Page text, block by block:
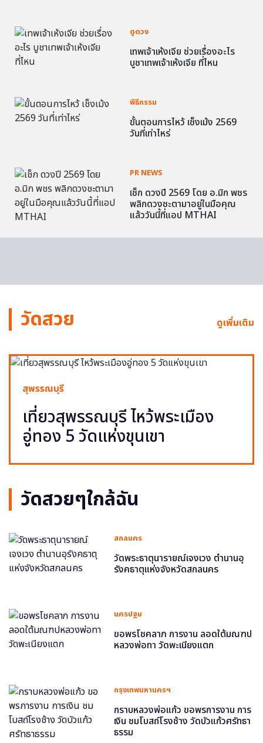
ดูดวง
เทพเจ้าเห้งเจีย ช่วยเรื่องอะไร
บูชาเทพเจ้าเห้งเจีย ที่ไหน
พิธีกรรม
ขั้นตอนการไหว้ เช็งเม้ง 2569
วันที่เท่าไหร่
PR NEWS
เช็ก ดวงปี 2569 โดย อ.มิก พชร
พลิกดวงชะตามาอยู่ในมือคุณ
แล้ววันนี้ที่แอป MTHAI
วัดสวย ดูเพิ่มเติม
สุพรรณบุรี
เที่ยวสุพรรณบุรี ไหว้พระเมือง
อู่ทอง 5 วัดแห่งขุนเขา
วัดสวยๆใกล้ฉัน
สกลนคร
วัดพระธาตุนารายณ์เจงเวง ตำนานอุ
รังคธาตุแห่งจังหวัดสกลนคร
นครปฐม
ขอพรโชคลาภ การงาน ลอดใต้มณฑป
หลวงพ่อทา วัดพะเนียงแตก
กรุงเทพมหานครฯ
กราบหลวงพ่อแก้ว ขอพรการงาน การ
เงิน ชมโบสถ์โรงช้าง วัดบัวแก้วศรัทธา
ธรรม